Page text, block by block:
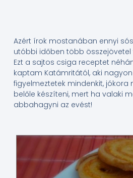
Azért írok mostanában ennyi
utóbbi időben több
Ezt a sajtos csiga receptet
kaptam Katámritától, aki
figyelmeztetek mindenkit, jókora
belőle készíteni, mert ha valaki
abbahagyni az evést!